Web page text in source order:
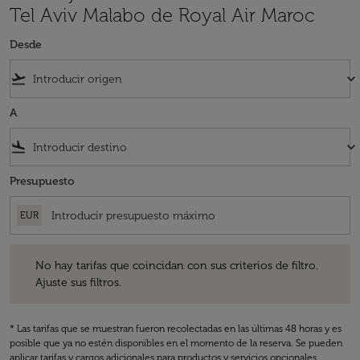
Tel Aviv Malabo de Royal Air Maroc
Desde
flight_takeoff keyboard_arrow_down
A
flight_land keyboard_arrow_down
Presupuesto
EUR
No hay tarifas que coincidan con sus criterios de filtro.
Ajuste sus filtros.
* Las tarifas que se muestran fueron recolectadas en las últimas 48 horas y es
posible que ya no estén disponibles en el momento de la reserva. Se pueden
aplicar tarifas y cargos adicionales para productos y servicios opcionales.